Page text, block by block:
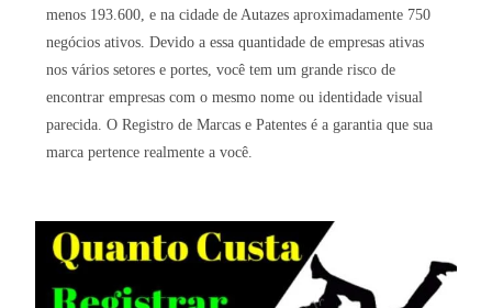
menos 193.600, e na cidade de Autazes aproximadamente 750
negócios ativos. Devido a essa quantidade de empresas ativas
nos vários setores e portes, você tem um grande risco de
encontrar empresas com o mesmo nome ou identidade visual
parecida. O Registro de Marcas e Patentes é a garantia que sua
marca pertence realmente a você.